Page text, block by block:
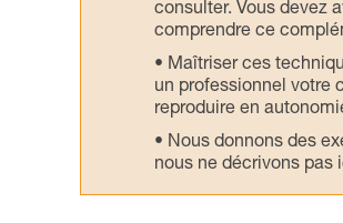
consulter. Vous devez
comprendre ce
Maîtriser ces
un professionnel votre
reproduire en
Nous donnons des
nous ne décrivons pas